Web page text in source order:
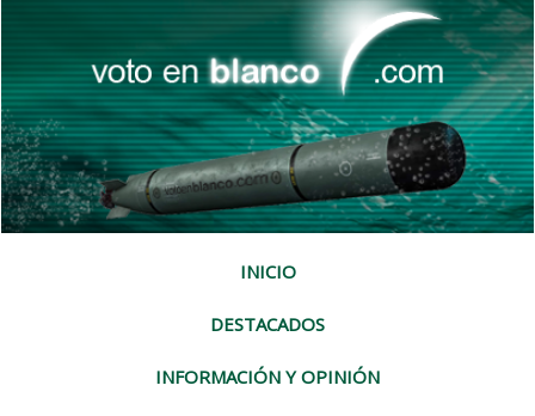
INICIO
DESTACADOS
INFORMACIÓN Y OPINIÓN